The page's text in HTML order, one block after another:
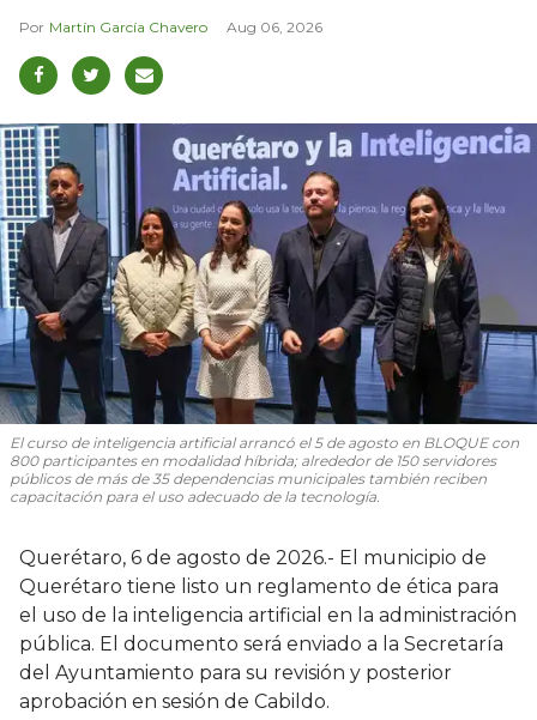
Martín García Chavero Aug 06, 2026
El curso de inteligencia artificial arrancó el 5 de agosto en BLOQUE con
800 participantes en modalidad híbrida; alrededor de 150 servidores
públicos de más de 35 dependencias municipales también reciben
capacitación para el uso adecuado de la tecnología.
Querétaro, 6 de agosto de 2026.- El municipio de
Querétaro tiene listo un reglamento de ética para
el uso de la inteligencia artificial en la administración
pública. El documento será enviado a la Secretaría
del Ayuntamiento para su revisión y posterior
aprobación en sesión de Cabildo.